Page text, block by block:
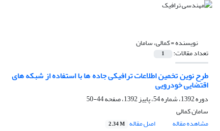
نویسنده =کمالی، سامان
تعداد مقالات: 1
طرح نوین تخمین اطلاعات ترافیکی جاده ها با استفاده از شبکه های
اقتضایی خودرویی
دوره 1392، شماره 54، پاییز 1392، صفحه
44-50
سامان کمالی
مشاهده مقاله
اصل مقاله 2.34 M